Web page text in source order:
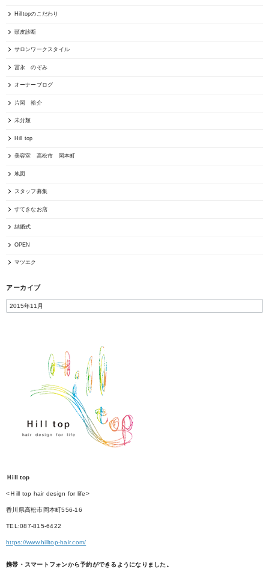
Hilltopのこだわり
頭皮診断
サロンワークスタイル
冨永 のぞみ
オーナーブログ
片岡 裕介
未分類
Hill top
美容室 高松市 岡本町
地図
スタッフ募集
すてきなお店
結婚式
OPEN
マツエク
アーカイブ
Ｈill top
<Ｈill top hair design for life>
香川県高松市岡本町556-16
TEL:087-815-6422
https://www.hilltop-hair.com/
携帯・スマートフォンから予約ができるようになりました。